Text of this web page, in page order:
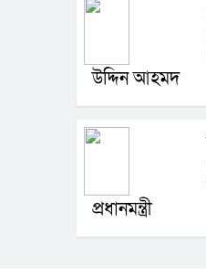
উদ্দিন আহমদ
প্রধানমন্ত্রী